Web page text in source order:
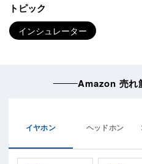
トピック
インシュレーター